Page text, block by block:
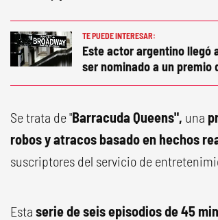
TE PUEDE INTERESAR:
Este actor argentino llegó
ser nominado a un premio
Se trata de "Barracuda Queens", una
robos y atracos basado en hechos
suscriptores del servicio de
Esta serie de seis episodios de 45